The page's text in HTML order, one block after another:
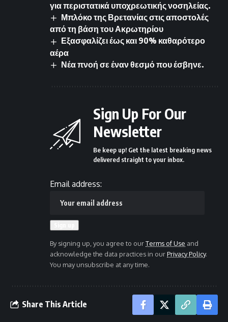
για περιστατικά υποχρεωτικής νοσηλείας.
Μπλόκο της Βρετανίας στις αποστολές
από τη βάση του Ακρωτηρίου
Εξασφαλίζει έως και 90% καθαρότερο
αέρα
Νέα πνοή σε έναν θεσμό που έσβηνε.
Sign Up For Our
Newsletter
Be keep up! Get the latest breaking news
delivered straight to your inbox.
Email address:
By signing up, you agree to ourTerms of Use and
acknowledge the data practices in ourPrivacy Policy.
You may unsubscribe at any time.
Share This Article